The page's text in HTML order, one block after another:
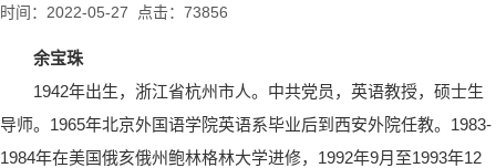
师资风采
人才招聘
时间：2022-05-27 点击： 73856
余宝珠
1942年出生，浙江省杭州市人。中共党员，英语教授，硕士生
导师。1965年北京外国语学院英语系毕业后到西安外院任教。1983-
1984年在美国俄亥俄州鲍林格林大学进修，1992年9月至1993年12